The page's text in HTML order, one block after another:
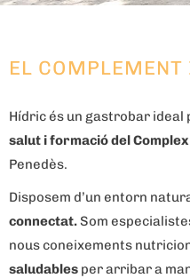
EL
Hídric és un gastrobar ideal
salut i formació del
Penedès.
Disposem d’un entorn
connectat.Som
nous coneixements
saludables per arribar a